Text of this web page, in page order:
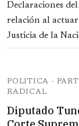
Declaraciones
relación al
Justicia de la
POLITICA -
RADICAL
Diputado